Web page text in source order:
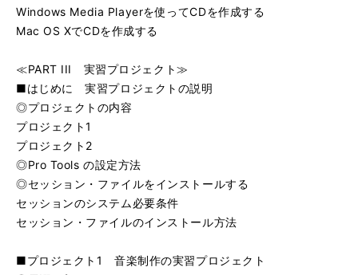
Windows Media Playerを使ってCDを作成する
Mac OS XでCDを作成する
≪PART III 実習プロジェクト≫
■はじめに 実習プロジェクトの説明
◎プロジェクトの内容
プロジェクト1
プロジェクト2
◎Pro Tools の設定方法
◎セッション・ファイルをインストールする
セッションのシステム必要条件
セッション・ファイルのインストール方法
■プロジェクト1 音楽制作の実習プロジェクト